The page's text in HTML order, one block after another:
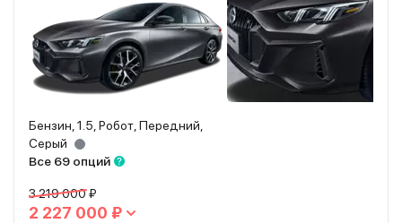
Бензин, 1.5, Робот, Передний,
Серый
Все 69 опций
3 219 000 ₽
2 227 000 ₽